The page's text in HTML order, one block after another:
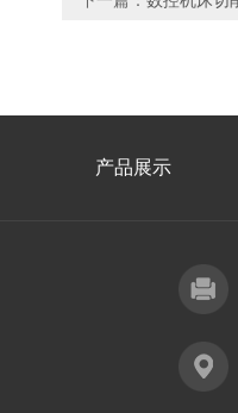
产品展示